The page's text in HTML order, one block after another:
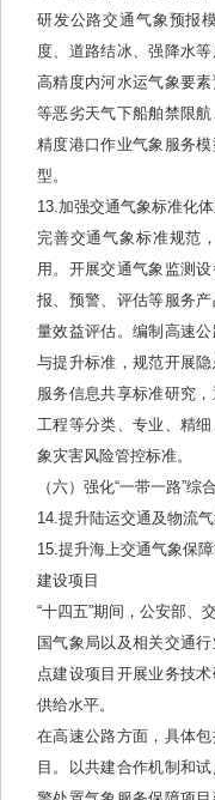
研发公路交通气象预报
度、道路结冰、强降水
高精度内河水运气象要
等恶劣天气下船舶禁限
精度港口作业气象服务
型。
13.加强交通气象标准化
完善交通气象标准规范
用。开展交通气象监测
报、预警、评估等服务
量效益评估。编制高速
与提升标准，规范开展
服务信息共享标准研究
工程等分类、专业、精
象灾害风险管控标准。
（六）强化“一带一路”
14.提升陆运交通及物流
15.提升海上交通气象保
建设项目
“十四五”期间，公安部、
国气象局以及相关交通
点建设项目开展业务技
供给水平。
在高速公路方面，具体
目。以共建合作机制和